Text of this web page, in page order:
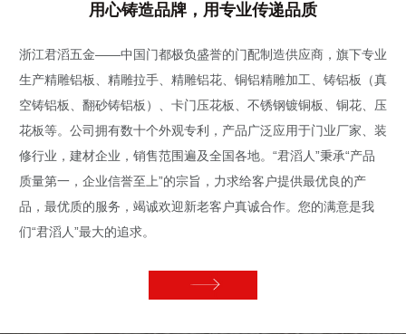
用心铸造品牌，用专业传递品质
浙江君滔五金——中国门都极负盛誉的门配制造供应商，旗下专业
生产精雕铝板、精雕拉手、精雕铝花、铜铝精雕加工、铸铝板（真
空铸铝板、翻砂铸铝板）、卡门压花板、不锈钢镀铜板、铜花、压
花板等。公司拥有数十个外观专利，产品广泛应用于门业厂家、装
修行业，建材企业，销售范围遍及全国各地。“君滔人”秉承“产品
质量第一，企业信誉至上”的宗旨，力求给客户提供最优良的产
品，最优质的服务，竭诚欢迎新老客户真诚合作。您的满意是我
们“君滔人”最大的追求。